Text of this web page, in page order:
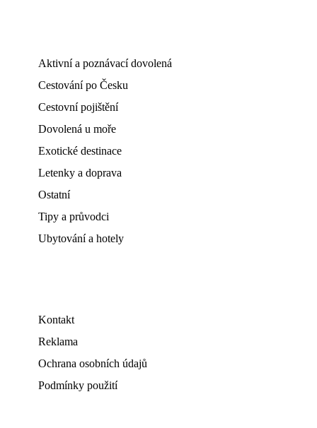
Aktivní a poznávací dovolená
Cestování po Česku
Cestovní pojištění
Dovolená u moře
Exotické destinace
Letenky a doprava
Ostatní
Tipy a průvodci
Ubytování a hotely
Kontakt
Reklama
Ochrana osobních údajů
Podmínky použití